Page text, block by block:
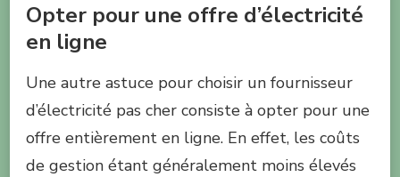
Opter pour une offre d’électricité
en ligne
Une autre astuce pour choisir un fournisseur
d’électricité pas cher consiste à opter pour une
offre entièrement en ligne. En effet, les coûts
de gestion étant généralement moins élevés